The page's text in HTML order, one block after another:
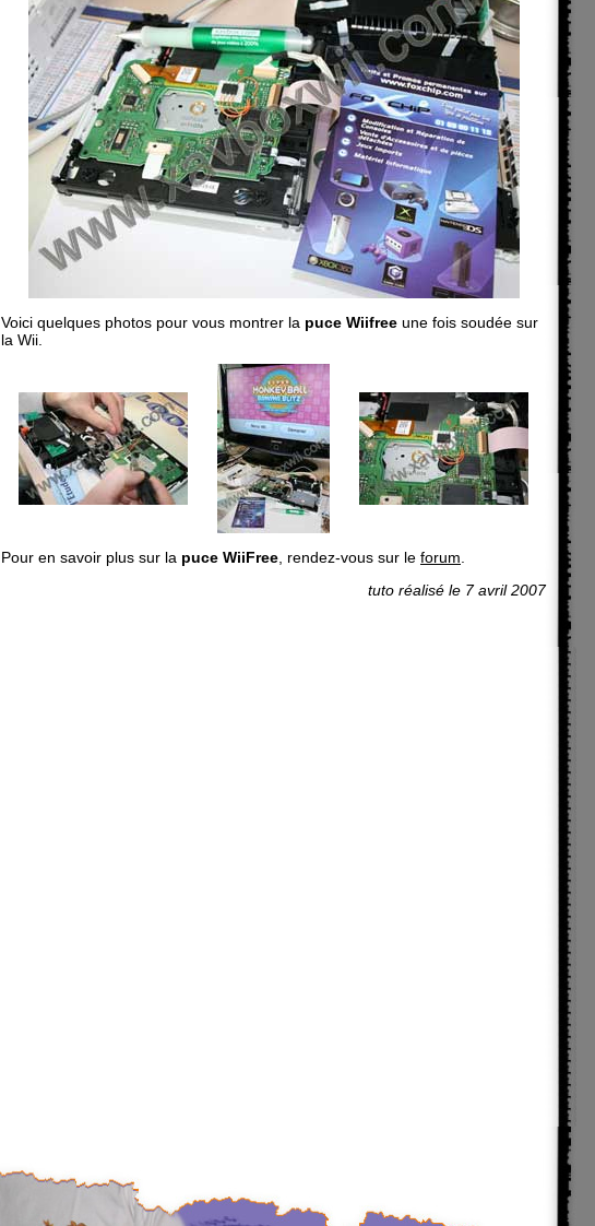
Voici quelques photos pour vous montrer la puce Wiifree une fois soudée sur
la Wii.
Pour en savoir plus sur la puce WiiFree, rendez-vous sur le forum.
tuto réalisé le 7 avril 2007